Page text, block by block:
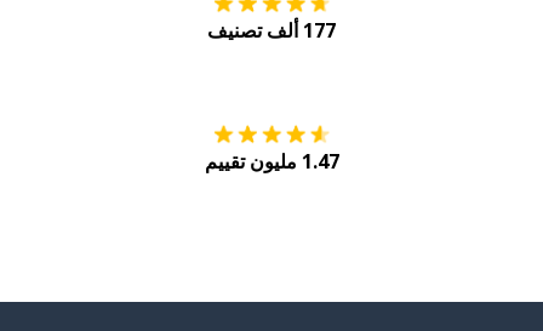
177 ألف تصنيف
1.47 مليون تقييم